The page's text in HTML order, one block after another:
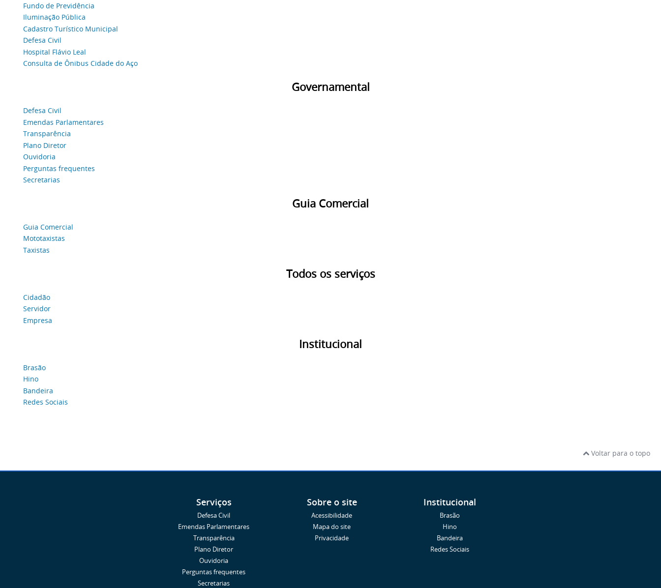
Fundo de Previdência
Iluminação Pública
Cadastro Turístico Municipal
Defesa Civil
Hospital Flávio Leal
Consulta de Ônibus Cidade do Aço
Governamental
Defesa Civil
Emendas Parlamentares
Transparência
Plano Diretor
Ouvidoria
Perguntas frequentes
Secretarias
Guia Comercial
Guia Comercial
Mototaxistas
Taxistas
Todos os serviços
Cidadão
Servidor
Empresa
Institucional
Brasão
Hino
Bandeira
Redes Sociais
Voltar para o topo
Serviços
Defesa Civil
Emendas Parlamentares
Transparência
Plano Diretor
Ouvidoria
Perguntas frequentes
Secretarias
Sobre o site
Acessibilidade
Mapa do site
Privacidade
Institucional
Brasão
Hino
Bandeira
Redes Sociais